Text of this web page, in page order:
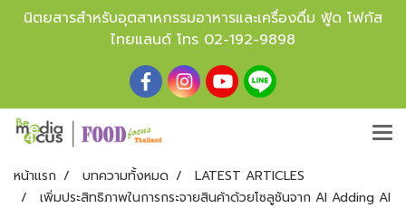
นิตยสารสำหรับอุตสาหกรรมอาหารและเครื่องดื่ม ฟู้ด โฟกัส
ไทยแลนด์ โทร 02-192-9898
หน้าแรก บทความทั้งหมด
LATEST ARTICLES
เพิ่มประสิทธิภาพในการกระจายสินค้าด้วยโซลูชันจาก AI Adding AI